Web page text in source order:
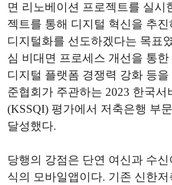
면 리노베이션 프로젝트를 실시
젝트를 통해 디지털 혁신을 추진
디지털화를 선도하겠다는 목표
심 비대면 프로세스 개선을 통
디지털 플랫폼 경쟁력 강화 등
준협회가 주관하는 2023 한국서
(KSSQI) 평가에서 저축은행 부
달성했다.
당행의 강점은 단연 여신과 수
식의 모바일앱이다. 기존 신한